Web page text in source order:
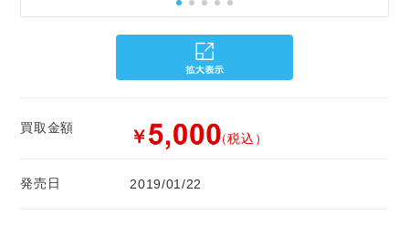
買取金額 ￥ （税込）
発売日 2019/01/22